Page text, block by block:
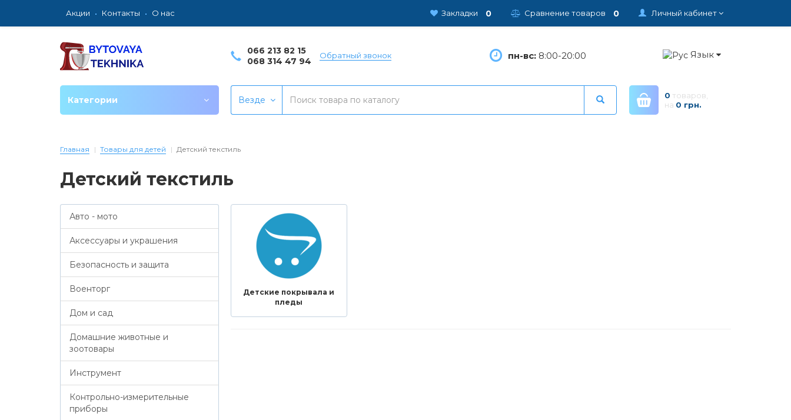
Акции Контакты О нас Личный кабинет
Закладки 0 Сравнение товаров 0
066 213 82 15
068 314 47 94
Обратный звонок пн-вс:8:00-20:00 Язык
Везде 0 товаров,
на 0 грн.
Категории
Главная Товары для детей Детский текстиль
Детский текстиль
Авто - мото
Аксессуары и украшения
Безопасность и защита
Военторг
Дом и сад
Домашние животные и
зоотовары
Инструмент
Контрольно-измерительные
приборы
Детские покрывала и
пледы